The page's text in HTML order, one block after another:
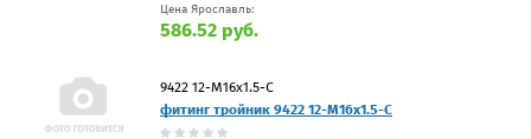
Цена Ярославль:
586.52 руб.
9422 12-M16x1.5-C
фитинг тройник 9422 12-M16x1.5-C